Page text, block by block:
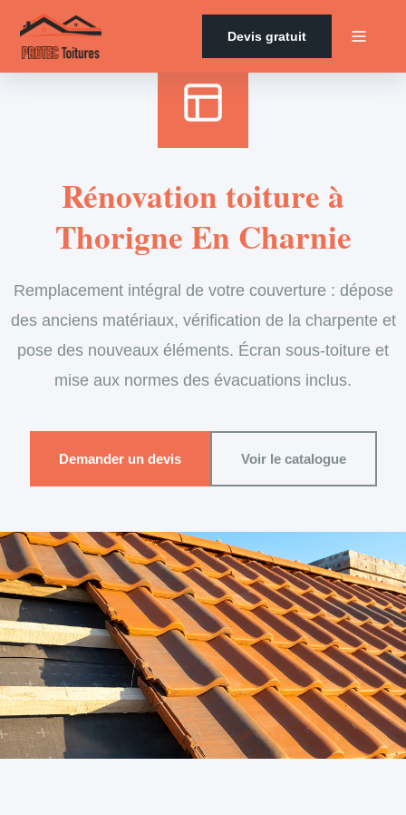
Devis gratuit
Rénovation toiture à
Thorigne En Charnie
Remplacement intégral de votre couverture : dépose
des anciens matériaux, vérification de la charpente et
pose des nouveaux éléments. Écran sous-toiture et
mise aux normes des évacuations inclus.
Demander un devis Voir le catalogue